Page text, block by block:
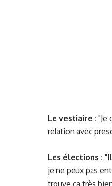
Le vestiaire : "Je
relation avec
Les élections :
je ne peux pas
trouve ça très bien